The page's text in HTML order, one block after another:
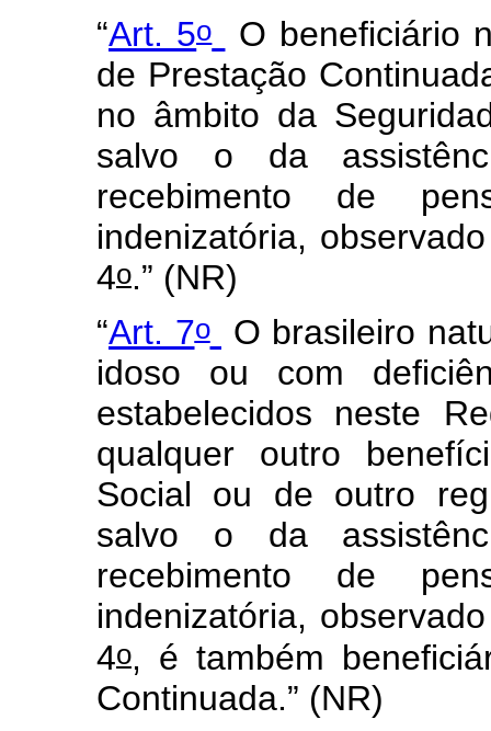
“Art. 5o
O beneficiário
de Prestação
no âmbito da
salvo o da
recebimento de
indenizatória,
4o.” (NR)
“Art. 7o
O brasileiro
idoso ou com
estabelecidos neste
qualquer outro
Social ou de outro
salvo o da
recebimento de
indenizatória,
4o, é também
Continuada.” (NR)